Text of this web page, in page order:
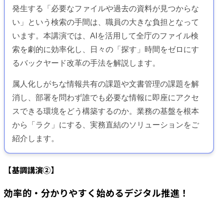
発生する「必要なファイルや過去の資料が見つからな
い」という検索の手間は、職員の大きな負担となって
います。本講演では、AIを活用して全庁のファイル検
索を劇的に効率化し、日々の「探す」時間をゼロにす
るバックヤード改革の手法を解説します。
属人化しがちな情報共有の課題や文書管理の課題を解
消し、部署を問わず誰でも必要な情報に即座にアクセ
スできる環境をどう構築するのか。業務の基盤を根本
から「ラク」にする、実務直結のソリューションをご
紹介します。
【基調講演②】
効率的・分かりやすく始めるデジタル推進！